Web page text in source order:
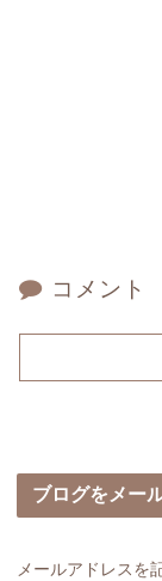
コメント
ブログをメー
メールアドレスを